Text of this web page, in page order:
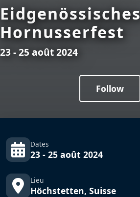
Eidgenössisches
Hornusserfest
23 - 25 août 2024
Follow
Dates
23 - 25 août 2024
Lieu
Höchstetten, Suisse